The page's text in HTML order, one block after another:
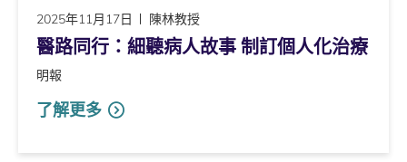
2025年11月17日 陳林教授
醫路同行：細聽病人故事 制訂個人化治療
明報
了解更多